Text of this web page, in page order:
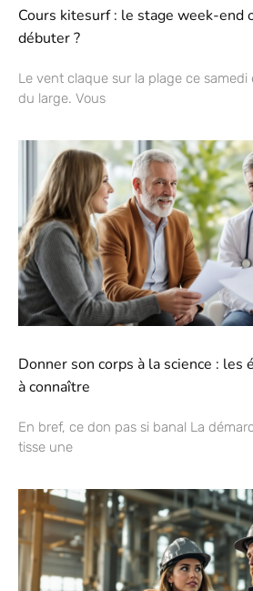
Cours kitesurf : le stage week-end
débuter ?
Le vent claque sur la plage ce samedi
du large. Vous
Donner son corps à la science : les
à connaître
En bref, ce don pas si banal La
tisse une